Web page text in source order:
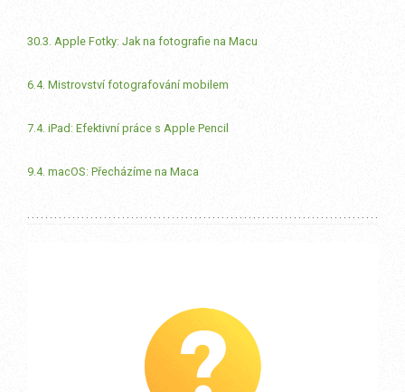
30.3. Apple Fotky: Jak na fotografie na Macu
6.4. Mistrovství fotografování mobilem
7.4. iPad: Efektivní práce s Apple Pencil
9.4. macOS: Přecházíme na Maca